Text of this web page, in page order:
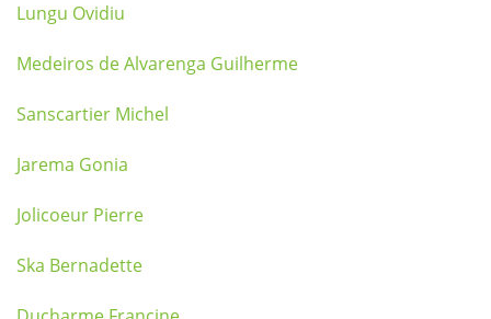
Lungu Ovidiu
Medeiros de Alvarenga Guilherme
Sanscartier Michel
Jarema Gonia
Jolicoeur Pierre
Ska Bernadette